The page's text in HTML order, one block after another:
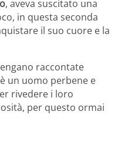
, aveva suscitato una
in questa seconda
il suo cuore e la
raccontate
un uomo perbene e
rivedere i loro
per questo ormai